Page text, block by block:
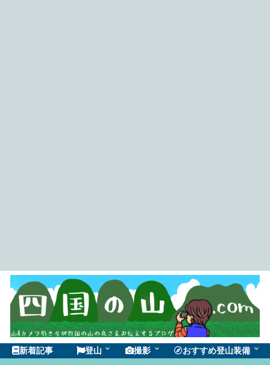
新着記事 登山 撮影 おすすめ登山装備